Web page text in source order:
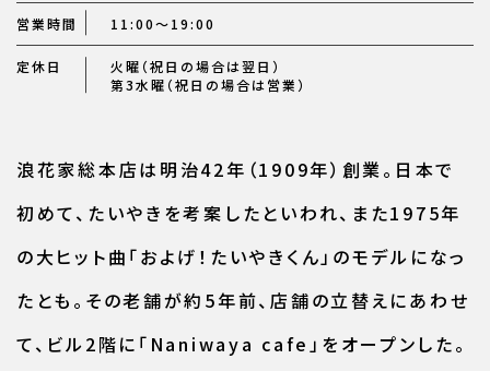
営業時間 11:00～19:00
定休日
火曜（祝日の場合は翌日）
第3水曜（祝日の場合は営業）
浪花家総本店は明治42年（1909年）創業。日本で
初めて、たいやきを考案したといわれ、また1975年
の大ヒット曲「およげ！たいやきくん」のモデルになっ
たとも。その老舗が約5年前、店舗の立替えにあわせ
て、ビル2階に「Naniwaya cafe」をオープンした。